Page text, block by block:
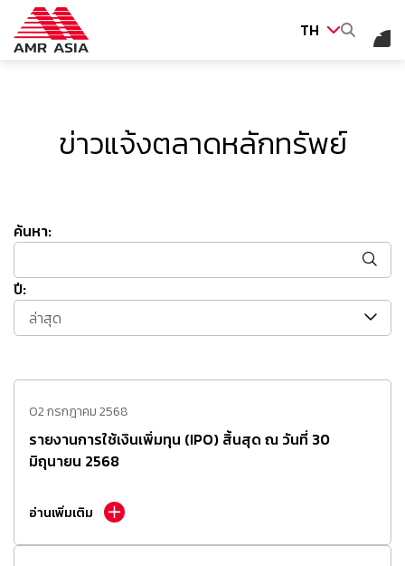
TH
ข่าวแจ้งตลาดหลักทรัพย์
ค้นหา:
ปี:
ล่าสุด
02 กรกฎาคม 2568
รายงานการใช้เงินเพิ่มทุน (IPO) สิ้นสุด ณ วันที่ 30
มิถุนายน 2568
อ่านเพิ่มเติม